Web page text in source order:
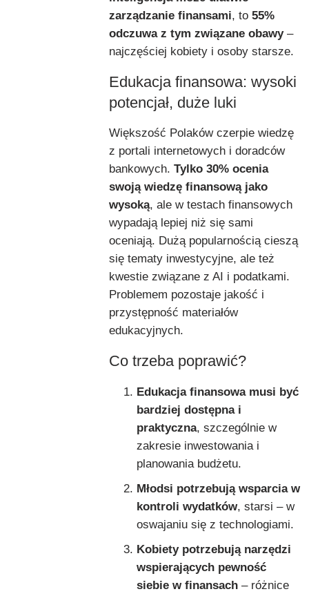
zarządzanie finansami, to 55%
odczuwa z tym związane obawy–
najczęściej kobiety i osoby starsze.
Edukacja finansowa: wysoki
potencjał, duże luki
Większość Polaków czerpie wiedzę
z portali internetowych i doradców
bankowych. Tylko 30% ocenia
swoją wiedzę finansową jako
wysoką, ale w testach finansowych
wypadają lepiej niż się sami
oceniają. Dużą popularnością cieszą
się tematy inwestycyjne, ale też
kwestie związane z AI i podatkami.
Problemem pozostaje jakość i
przystępność materiałów
edukacyjnych.
Co trzeba poprawić?
Edukacja finansowa musi być
bardziej dostępna i
praktyczna, szczególnie w
zakresie inwestowania i
planowania budżetu.
Młodsi potrzebują wsparcia w
kontroli wydatków, starsi – w
oswajaniu się z technologiami.
Kobiety potrzebują narzędzi
wspierających pewność
siebie w finansach – różnice